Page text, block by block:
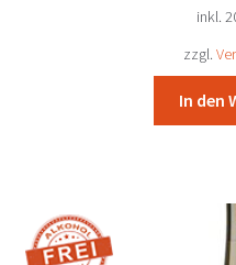
inkl.
zzgl.
In den